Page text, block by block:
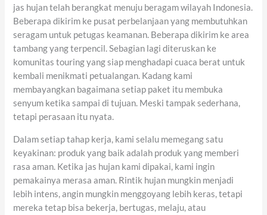
jas hujan telah berangkat menuju beragam wilayah Indonesia.
Beberapa dikirim ke pusat perbelanjaan yang membutuhkan
seragam untuk petugas keamanan. Beberapa dikirim ke area
tambang yang terpencil. Sebagian lagi diteruskan ke
komunitas touring yang siap menghadapi cuaca berat untuk
kembali menikmati petualangan. Kadang kami
membayangkan bagaimana setiap paket itu membuka
senyum ketika sampai di tujuan. Meski tampak sederhana,
tetapi perasaan itu nyata.
Dalam setiap tahap kerja, kami selalu memegang satu
keyakinan: produk yang baik adalah produk yang memberi
rasa aman. Ketika jas hujan kami dipakai, kami ingin
pemakainya merasa aman. Rintik hujan mungkin menjadi
lebih intens, angin mungkin menggoyang lebih keras, tetapi
mereka tetap bisa bekerja, bertugas, melaju, atau